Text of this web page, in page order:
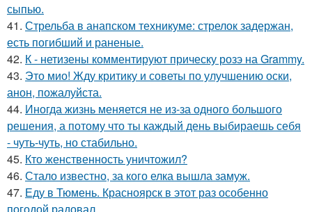
сыпью.
41. Стрельба в анапском техникуме: стрелок задержан,
есть погибший и раненые.
42. К - нетизены комментируют прическу розэ на Grammy.
43. Это мио! Жду критику и советы по улучшению оски,
анон, пожалуйста.
44. Иногда жизнь меняется не из-за одного большого
решения, а потому что ты каждый день выбираешь себя
- чуть-чуть, но стабильно.
45. Кто женственность уничтожил?
46. Стало известно, за кого елка вышла замуж.
47. Еду в Тюмень. Красноярск в этот раз особенно
погодой радовал.